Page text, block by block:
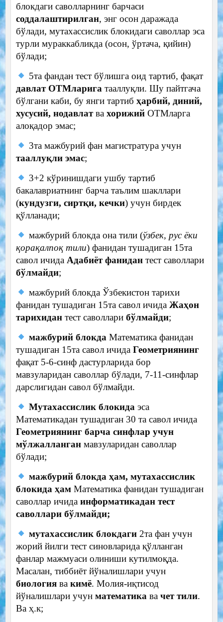
блокдаги саволларнинг барчаси
соддалаштирилган, энг осон даражада
бўлади, мутахассислик блокидаги саволлар эса
турли мураккабликда (осон, ўртача, қийин)
бўлади;
5та фандан тест бўлишга оид тартиб, фақат
давлат ОТМларига тааллуқли. Шу пайтгача
бўлгани каби, бу янги тартиб ҳарбий, диний,
хусусий, нодавлатвахорижийОТМларга
алоқадор эмас;
3та мажбурий фан магистратура учун
тааллуқли эмас;
3+2 кўринишдаги ушбу тартиб
бакалавриатнинг барча таълим шакллари
(кундузги, сиртқи, кечки) учун бирдек
қўлланади;
мажбурий блокда она тили (ўзбек, рус ёки
қорақалпоқ тили) фанидан тушадиган 15та
савол ичида Адабиёт фанидан тест саволлари
бўлмайди;
мажбурий блокда Ўзбекистон тарихи
фанидан тушадиган 15та савол ичида Жаҳон
тарихидантест саволлари бўлмайди;
мажбурий блокда Математика фанидан
тушадиган 15та савол ичида Геометриянинг
фақат 5-6-синф дастурларида бор
мавзуларидан саволлар бўлади, 7-11-синфлар
дарслигидан савол бўлмайди.
Мутахассислик блокида эса
Математикадан тушадиган 30 та савол ичида
Геометриянинг барча синфлар учун
мўлжалланганмавзуларидан саволлар
бўлади;
мажбурий блокда ҳам, мутахассислик
блокида ҳамМатематика фанидан тушадиган
саволлар ичида информатикадан тест
саволлари бўлмайди;
мутахассислик блокдаги 2та фан учун
жорий йилги тест синовларида қўлланган
фанлар мажмуаси олиниши кутилмоқда.
Масалан, тиббиёт йўналишлари учун
биологиява кимё. Молия-иқтисод
йўналишлари учун математика вачет тили.
Ва ҳ.к;